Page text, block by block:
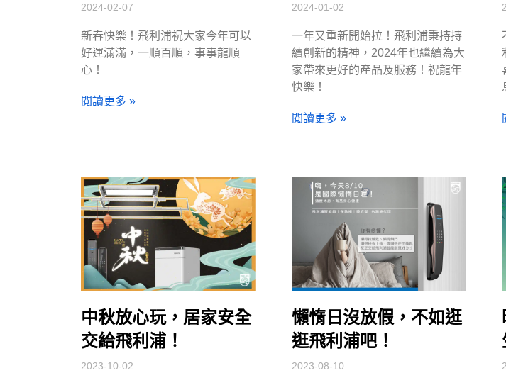
2024-02-07
新春快樂！飛利浦祝大家今年可以
好運滿滿，一順百順，事事龍順
心！
閱讀更多 »
2024-01-02
一年又重新開始拉！飛利浦秉持持
續創新的精神，2024年也繼續為大
家帶來更好的產品及服務！祝龍年
快樂！
閱讀更多 »
中秋放心玩，居家安全
交給飛利浦！
2023-10-02
懶惰日沒放假，不如逛
逛飛利浦吧！
2023-08-10